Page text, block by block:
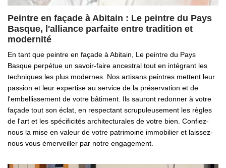
Peintre en façade à Abitain : Le peintre du Pays
Basque, l'alliance parfaite entre tradition et
modernité
En tant que peintre en façade à Abitain, Le peintre du Pays
Basque perpétue un savoir-faire ancestral tout en intégrant les
techniques les plus modernes. Nos artisans peintres mettent leur
passion et leur expertise au service de la préservation et de
l'embellissement de votre bâtiment. Ils sauront redonner à votre
façade tout son éclat, en respectant scrupuleusement les règles
de l'art et les spécificités architecturales de votre bien. Confiez-
nous la mise en valeur de votre patrimoine immobilier et laissez-
nous vous émerveiller par notre engagement.